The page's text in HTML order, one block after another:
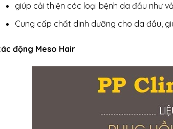
giúp cải thiện các loại bệnh da đầu như
Cung cấp chất dinh dưỡng cho da đầu,
động Meso Hair